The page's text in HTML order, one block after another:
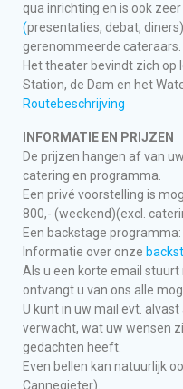
qua inrichting en is ook
(presentaties, debat,
gerenommeerde cateraars.
Het theater bevindt zich op
Station, de Dam en het
Routebeschrijving
INFORMATIE EN PRIJZEN
De prijzen hangen af van
catering en programma.
Een privé voorstelling is
800,- (weekend)(excl.
Een backstage
Informatie over onze
Als u een korte email
ontvangt u van ons alle
U kunt in uw mail evt.
verwacht, wat uw wensen
gedachten heeft.
Even bellen kan natuurlijk
Cannegieter).